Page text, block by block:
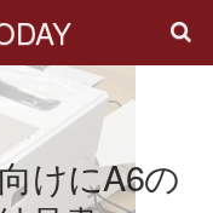
けにA6の